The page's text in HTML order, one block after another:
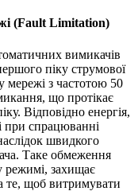
(Fault Limitation)
вимикачів
піку струмової
мережі з частотою 50
що протікає
Відповідно енергія,
при спрацюванні
швидкого
Таке обмеження
режимі, захищає
те, щоб витримувати